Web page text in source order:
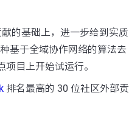
的基础上，进一步给到实质
基于全域协作网络的算法去
目上开始试运行。
排名最高的 30 位社区外部贡